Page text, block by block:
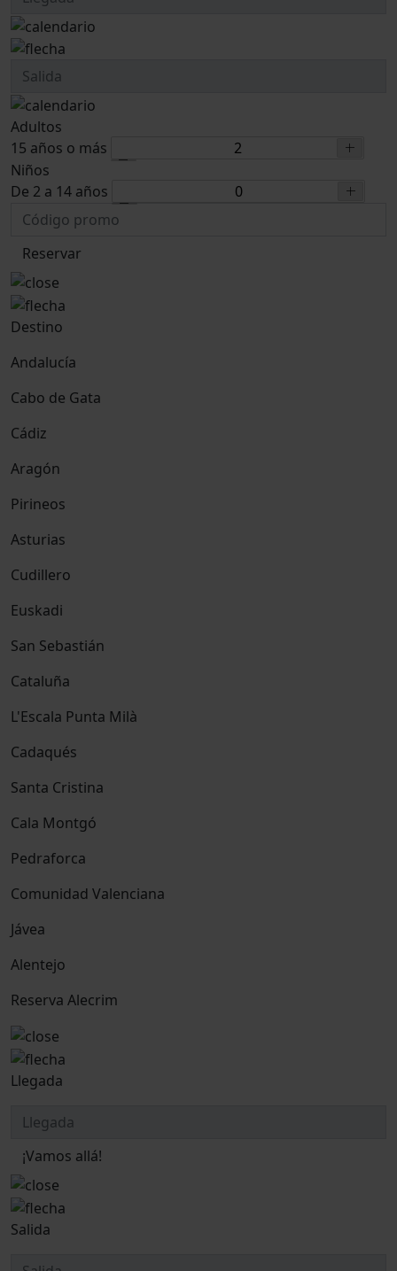
Adultos
15 años o más
Niños
De 2 a 14 años
Reservar
Destino
Andalucía
Cabo de Gata
Cádiz
Aragón
Pirineos
Asturias
Cudillero
Euskadi
San Sebastián
Cataluña
L'Escala Punta Milà
Cadaqués
Santa Cristina
Cala Montgó
Pedraforca
Comunidad Valenciana
Jávea
Alentejo
Reserva Alecrim
Llegada
¡Vamos allá!
Salida